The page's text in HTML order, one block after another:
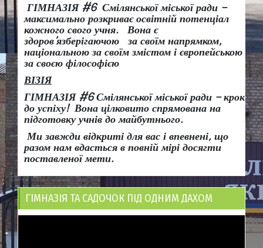
ГІМНАЗІЯ #6 Смілянської міської ради –
максимально розкриває освітній потенціал
кожного свого учня.
Вона є
здоров’язберігаючою за своїм напрямком,
національною за своїм змістом і європейською
за своєю філософією
ВІЗІЯ
ГІМНАЗІЯ #6 Смілянської міської ради – крок
до успіху! Вона цілковито спрямована на
підготовку учнів до майбутнього.
Ми завжди відкриті для вас і впевнені, що
разом нам вдасться в повній мірі досягти
поставленої мети.
ГІМНАЗІЯ ТА САДОЧОК ПІД ОДНИМ ДАХОМ